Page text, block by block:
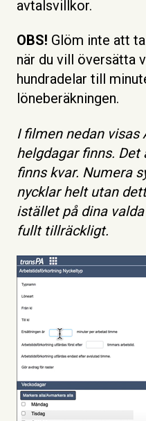
avtalsvillkor.
OBS! Glöm inte att
när du vill översätta
hundradelar till
löneberäkningen.
I filmen nedan visas
helgdagar finns.
finns kvar. Numera
nycklar helt utan
istället på dina
fullt tillräckligt.